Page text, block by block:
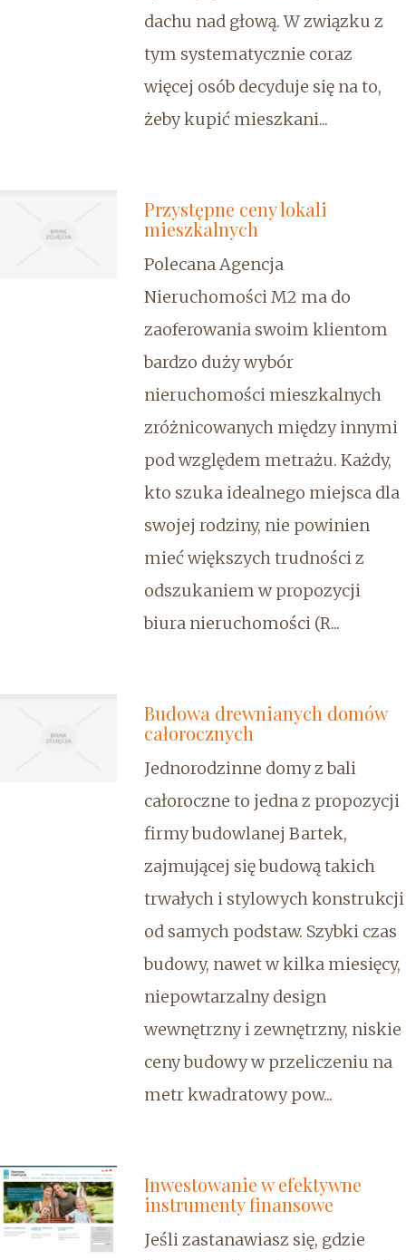
dachu nad głową. W związku z
tym systematycznie coraz
więcej osób decyduje się na to,
żeby kupić mieszkani...
Przystępne ceny lokali
mieszkalnych
Polecana Agencja
Nieruchomości M2 ma do
zaoferowania swoim klientom
bardzo duży wybór
nieruchomości mieszkalnych
zróżnicowanych między innymi
pod względem metrażu. Każdy,
kto szuka idealnego miejsca dla
swojej rodziny, nie powinien
mieć większych trudności z
odszukaniem w propozycji
biura nieruchomości (R...
Budowa drewnianych domów
całorocznych
Jednorodzinne domy z bali
całoroczne to jedna z propozycji
firmy budowlanej Bartek,
zajmującej się budową takich
trwałych i stylowych konstrukcji
od samych podstaw. Szybki czas
budowy, nawet w kilka miesięcy,
niepowtarzalny design
wewnętrzny i zewnętrzny, niskie
ceny budowy w przeliczeniu na
metr kwadratowy pow...
Inwestowanie w efektywne
instrumenty finansowe
Jeśli zastanawiasz się, gdzie